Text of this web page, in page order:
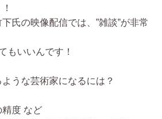
氏の映像配信では、”雑談”が非常
もいいんです！
うな芸術家になるには？
精度 など